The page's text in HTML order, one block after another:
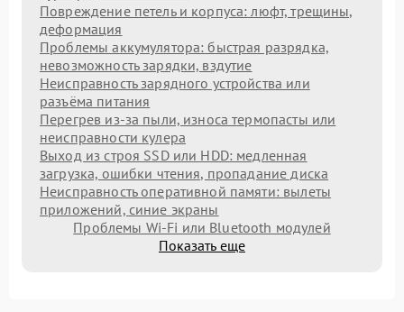
Повреждение петель и корпуса: люфт, трещины,
деформация
Проблемы аккумулятора: быстрая разрядка,
невозможность зарядки, вздутие
Неисправность зарядного устройства или
разъёма питания
Перегрев из‑за пыли, износа термопасты или
неисправности кулера
Выход из строя SSD или HDD: медленная
загрузка, ошибки чтения, пропадание диска
Неисправность оперативной памяти: вылеты
приложений, синие экраны
Проблемы Wi‑Fi или Bluetooth модулей
Показать еще